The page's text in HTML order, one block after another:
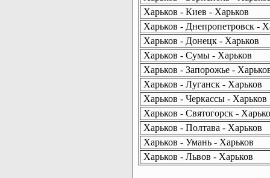
Харьков - Киев - Харьков
Харьков - Днепропетровск -
Харьков - Донецк - Харьков
Харьков - Сумы - Харьков
Харьков - Запорожье -
Харьков - Луганск - Харьков
Харьков - Черкассы - Харьков
Харьков - Святогорск -
Харьков - Полтава - Харьков
Харьков - Умань - Харьков
Харьков - Львов - Харьков